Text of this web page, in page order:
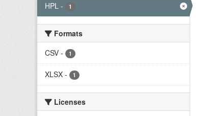
HPL - 1
Formats
CSV - 1
XLSX - 1
Licenses